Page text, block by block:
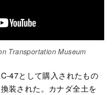
Transportation Museum
47として購入されたもの
装された。カナダ全土を